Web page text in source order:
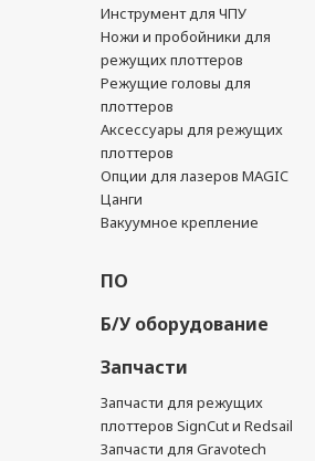
Инструмент для ЧПУ
Ножи и пробойники для
режущих плоттеров
Режущие головы для
плоттеров
Аксессуары для режущих
плоттеров
Опции для лазеров MAGIC
Цанги
Вакуумное крепление
ПО
Б/У оборудование
Запчасти
Запчасти для режущих
плоттеров SignCut и Redsail
Запчасти для Gravotech